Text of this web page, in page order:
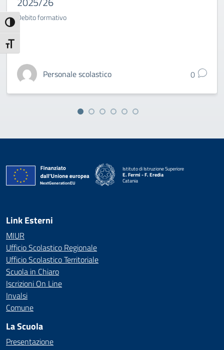
Attiva/disattiva alto contrasto
Attiva/disattiva dimensione testo
Debito formativo
Personale scolastico 0
Istituto di Istruzione Superiore
E. Fermi - F. Eredia
Catania
Link Esterni
MIUR
Ufficio Scolastico Regionale
Ufficio Scolastico Territoriale
Scuola in Chiaro
Iscrizioni On Line
Invalsi
Comune
La Scuola
Presentazione